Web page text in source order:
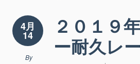
4月
14
By
２０１９
ー耐久レ